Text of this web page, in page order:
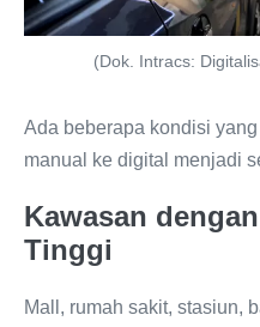
(Dok. Intracs:
Ada beberapa kondisi
manual ke digital menjadi
Kawasan
Tinggi
Mall, rumah sakit, stasiun,